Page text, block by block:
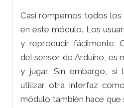
Casi rompemos todos los
en este módulo. Los
y reproducir fácilmente.
del sensor de Arduino, es
y jugar. Sin embargo, si
utilizar otra interfaz
módulo también hace